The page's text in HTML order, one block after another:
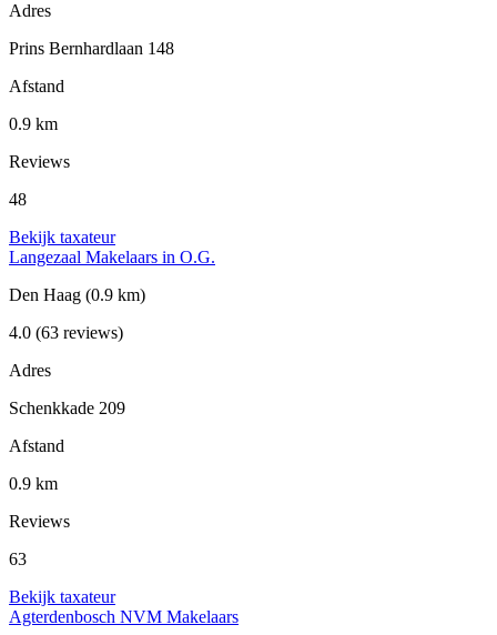
Adres
Prins Bernhardlaan 148
Afstand
0.9 km
Reviews
48
Bekijk taxateur
Langezaal Makelaars in O.G.
Den Haag (0.9 km)
4.0 (63 reviews)
Adres
Schenkkade 209
Afstand
0.9 km
Reviews
63
Bekijk taxateur
Agterdenbosch NVM Makelaars